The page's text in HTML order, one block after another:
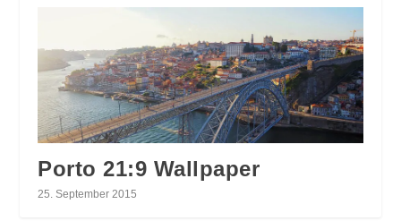
Porto 21:9 Wallpaper
25. September 2015